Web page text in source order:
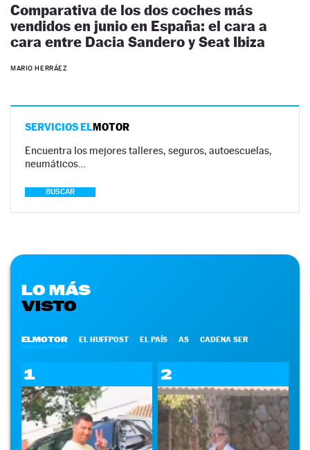
Comparativa de los dos coches más
vendidos en junio en España: el cara a
cara entre Dacia Sandero y Seat Ibiza
MARIO HERRÁEZ
SERVICIOS ELMOTOR
Encuentra los mejores talleres, seguros, autoescuelas,
neumáticos…
BUSCAR
LO MÁS
VISTO
ELMOTOR EL HUFFPOST EL PAÍS AS CADENA SER
1 2